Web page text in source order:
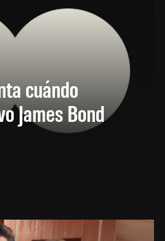
cuándo
James Bond